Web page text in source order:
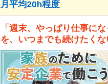
月平均20h程度
「週末、やっぱり仕事に
を、いつまでも続けたくな